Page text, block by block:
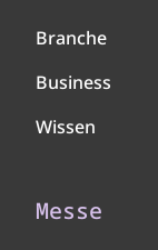
Branche
Business
Wissen
Messe